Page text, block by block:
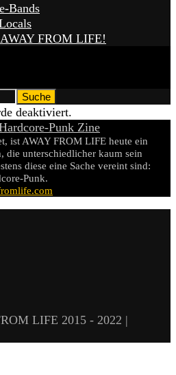
Bands
FROM LIFE!
deaktiviert.
ist AWAY FROM LIFE heute ein
die unterschiedlicher kaum sein
diese eine Sache vereint sind:
Punk.
LIFE 2015 - 2022 |